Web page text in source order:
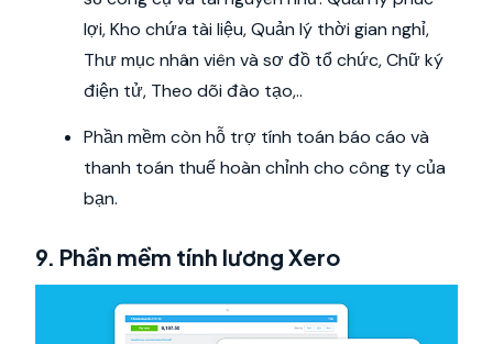
lợi, Kho chứa tài liệu, Quản lý thời gian nghỉ,
Thư mục nhân viên và sơ đồ tổ chức, Chữ ký
điện tử, Theo dõi đào tạo,..
Phần mềm còn hỗ trợ tính toán báo cáo và
thanh toán thuế hoàn chỉnh cho công ty của
bạn.
9. Phần mềm tính lương Xero